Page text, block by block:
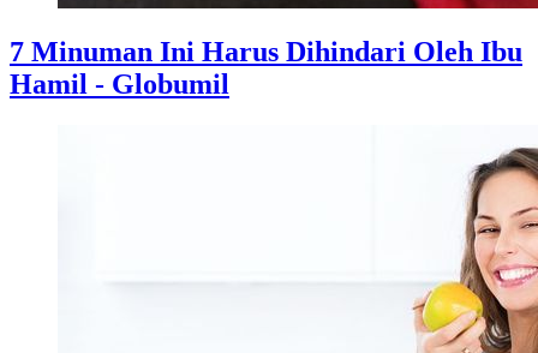
7 Minuman Ini Harus Dihindari Oleh Ibu
Hamil - Globumil